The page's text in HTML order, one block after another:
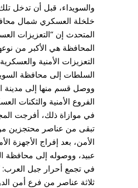
والسويداء، قبل أن تدخل
خلخلة العسكري شمال
المتحدث إن “التعزيزات
المحافظة هي الأكبر من
التعزيزات الأمنية
ووصل قسم منها إلى مدينة
الفروع الأمنية والثكنات
في موازاة ذلك، أفرجت
تبقى من عناصر محتجزين
الأمن، بعد إفراج الأجهزة
عبيد، ووصوله إلى محافظة
في تجمع أحرار جبل العرب:
ثلاثة عناصر من فرع أمن